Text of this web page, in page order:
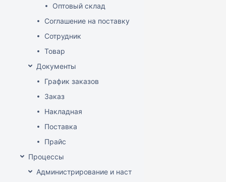
Оптовый склад
Соглашение на поставку
Сотрудник
Товар
Документы
График заказов
Заказ
Накладная
Поставка
Прайс
Процессы
Администрирование и настройка